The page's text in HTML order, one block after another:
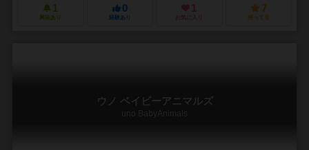
1
興味あり
0
経験あり
1
お気に入り
7
持ってる
ウノ ベイビーアニマルズ
uno BabyAnimals